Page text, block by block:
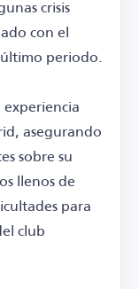
crisis
con el
periodo.
asegurando
sobre su
llenos de
para
club